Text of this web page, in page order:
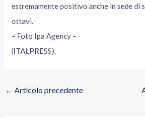
estremamente positivo anche in sede di
ottavi.
– Foto Ipa Agency –
(ITALPRESS).
← Articolo precedente